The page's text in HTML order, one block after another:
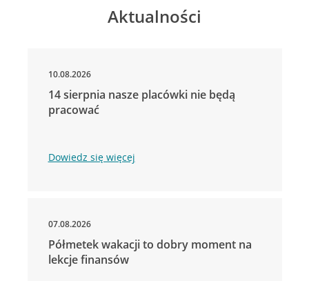
Aktualności
10.08.2026
14 sierpnia nasze placówki nie będą
pracować
Dowiedz się więcej
07.08.2026
Półmetek wakacji to dobry moment na
lekcje finansów